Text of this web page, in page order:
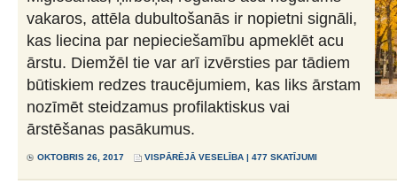
vakaros, attēla dubultošanās ir nopietni signāli,
kas liecina par nepieciešamību apmeklēt acu
ārstu. Diemžēl tie var arī izvērsties par tādiem
būtiskiem redzes traucējumiem, kas liks ārstam
nozīmēt steidzamus profilaktiskus vai
ārstēšanas pasākumus.
OKTOBRIS 26, 2017 VISPĀRĒJĀ VESELĪBA | 477 SKATĪJUMI